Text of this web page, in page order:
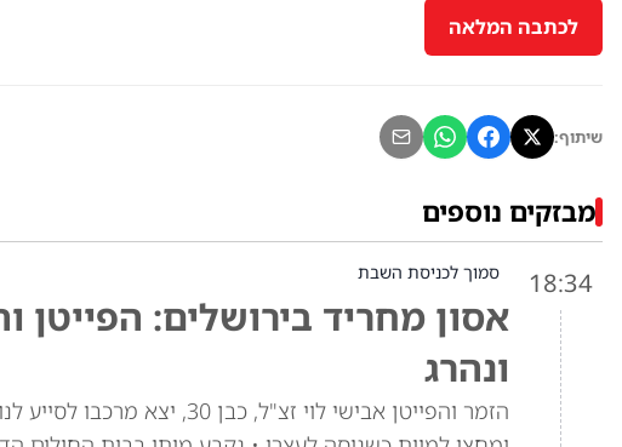
לכתבה המלאה
שיתוף:
מבזקים נוספים
18:34 סמוך לכניסת השבת
אסון מחריד בירושלים: הפייטן
ונהרג
הזמר והפייטן אבישי לוי